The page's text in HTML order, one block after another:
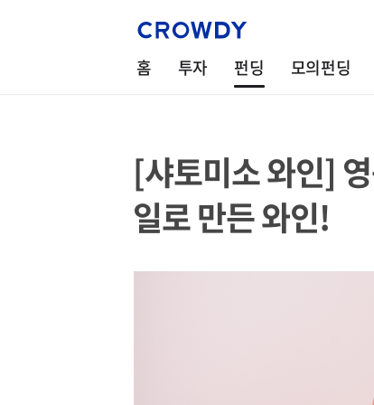
홈 투자 펀딩 모의펀딩
[샤토미소 와인]
일로 만든 와인!